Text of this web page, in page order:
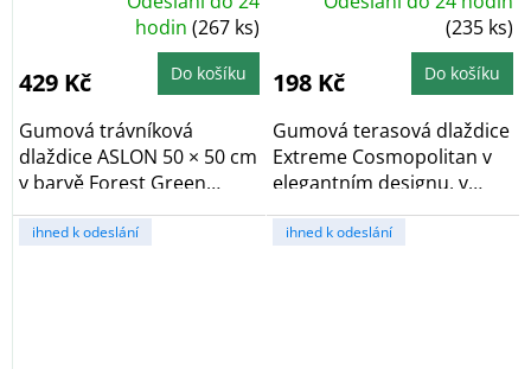
5,0
z
5
hodin(267 ks)
429 Kč Do košíku
Gumová trávníková
dlaždice ASLON 50 × 50 cm
v barvě Forest Green
kombinuje výhody...
(235 ks)
198 Kč Do košíku
Gumová terasová dlaždice
Extreme Cosmopolitan v
elegantním designu, v
šedé barvě....
ihned k odeslání ihned k odeslání